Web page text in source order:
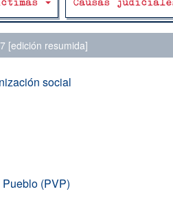
Causas
[edición resumida]
social
(PVP)